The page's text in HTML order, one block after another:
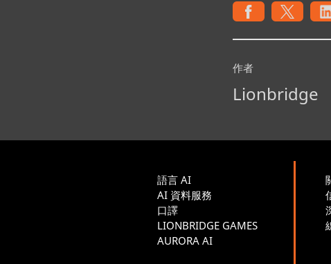
作者
Lionbridge
語言 AI
AI 資料服務
口譯
LIONBRIDGE GAMES
AURORA AI